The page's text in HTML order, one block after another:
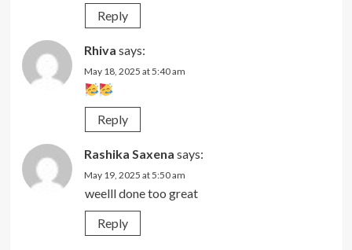
Reply
Rhiva says:
May 18, 2025 at 5:40 am
Reply
Rashika Saxena says:
May 19, 2025 at 5:50 am
weelll done too great
Reply